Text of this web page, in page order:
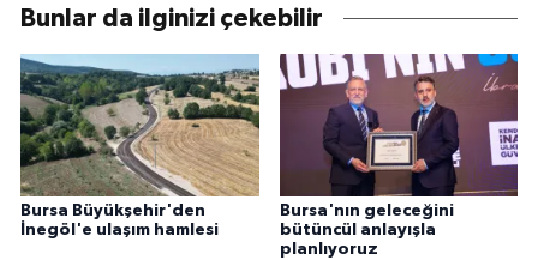
Bunlar da ilginizi çekebilir
Bursa Büyükşehir'den
İnegöl'e ulaşım hamlesi
Bursa'nın geleceğini
bütüncül anlayışla
planlıyoruz